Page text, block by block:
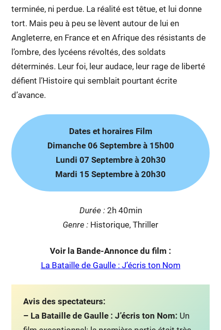
terminée, ni perdue. La réalité est têtue, et lui donne
tort. Mais peu à peu se lèvent autour de lui en
Angleterre, en France et en Afrique des résistants de
l’ombre, des lycéens révoltés, des soldats
déterminés. Leur foi, leur audace, leur rage de liberté
défient l’Histoire qui semblait pourtant écrite
d’avance.
Dates et horaires Film
Dimanche 06 Septembre à 15h00
Lundi 07 Septembre à 20h30
Mardi 15 Septembre à 20h30
Durée :2h 40min
Genre : Historique, Thriller
Voir la Bande-Annonce du film :
La Bataille de Gaulle : J’écris ton Nom
Avis des spectateurs:
– La Bataille de Gaulle : J’écris ton Nom: Un